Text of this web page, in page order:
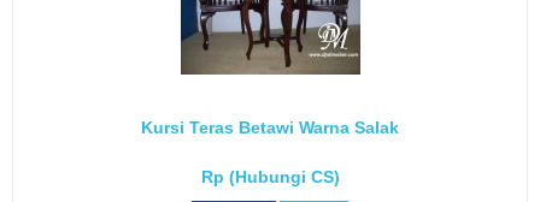
Kursi Teras Betawi Warna Salak
Rp (Hubungi CS)